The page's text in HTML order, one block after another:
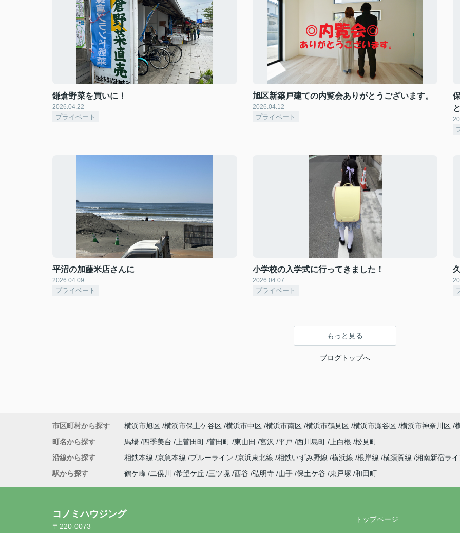
鎌倉野菜を買いに！
2026.04.22
プライベート
旭区新築戸建ての内覧会ありがとうございます。
2026.04.12
プライベート
平沼の加藤米店さんに
2026.04.09
プライベート
小学校の入学式に行ってきました！
2026.04.07
プライベート
もっと見る
ブログトップへ
市区町村から探す 横浜市旭区 横浜市保土ケ谷区 横浜市中区 横浜市南区 横浜市鶴見区 横浜市瀬谷区 横浜市神奈川区
町名から探す
馬場 四季美台 上菅田町 菅田町 東山田 宮沢 平戸 西川島町 上白根 松見町
沿線から探す
相鉄本線 京急本線 ブルーライン 京浜東北線 相鉄いずみ野線 横浜線 根岸線 横須賀線 湘南新宿ラ
駅から探す
鶴ケ峰 二俣川 希望ケ丘 三ツ境 西谷 弘明寺 山手 保土ケ谷 東戸塚 和田町
コノミハウジング
〒220-0073
トップページ